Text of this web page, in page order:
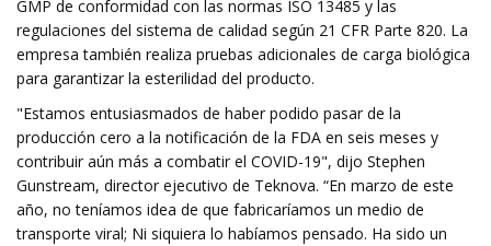
GMP de conformidad con las normas ISO 13485 y las
regulaciones del sistema de calidad según 21 CFR Parte 820. La
empresa también realiza pruebas adicionales de carga biológica
para garantizar la esterilidad del producto.
"Estamos entusiasmados de haber podido pasar de la
producción cero a la notificación de la FDA en seis meses y
contribuir aún más a combatir el COVID-19", dijo Stephen
Gunstream, director ejecutivo de Teknova. “En marzo de este
año, no teníamos idea de que fabricaríamos un medio de
transporte viral; Ni siquiera lo habíamos pensado. Ha sido un